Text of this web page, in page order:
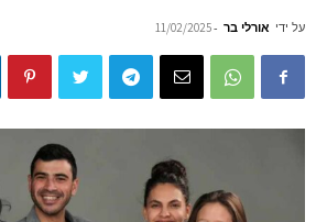
על ידי אורלי בר -
11/02/2025